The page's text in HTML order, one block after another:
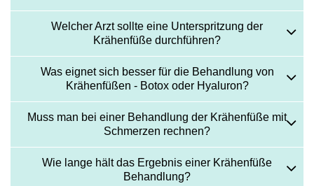
Welcher Arzt sollte eine Unterspritzung der
Krähenfüße durchführen?
Was eignet sich besser für die Behandlung von
Krähenfüßen - Botox oder Hyaluron?
Muss man bei einer Behandlung der Krähenfüße mit
Schmerzen rechnen?
Wie lange hält das Ergebnis einer Krähenfüße
Behandlung?